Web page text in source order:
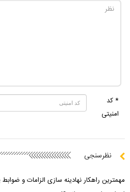
* کد
امنیتی
نظرسنجی
مهمترین راهکار نهادینه سازی الزامات و